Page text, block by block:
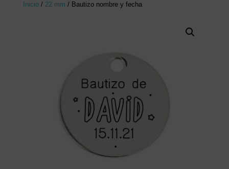
Inicio/ 22 mm / Bautizo nombre y fecha